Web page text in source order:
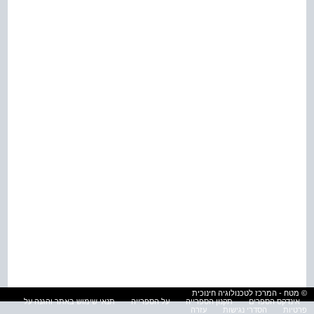
© מטח - המרכז לטכנולוגיה חינוכית
אינדקס הספרים
תקנון הספרייה על הספרייה
תנאי שימוש באתר והגנה על
פרטיות
הסדרי נגישות עזרה